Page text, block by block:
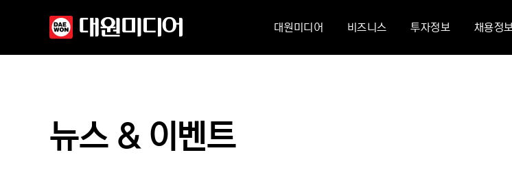
대원미디어 비즈니스 투자정보 채용정
뉴스 & 이벤트